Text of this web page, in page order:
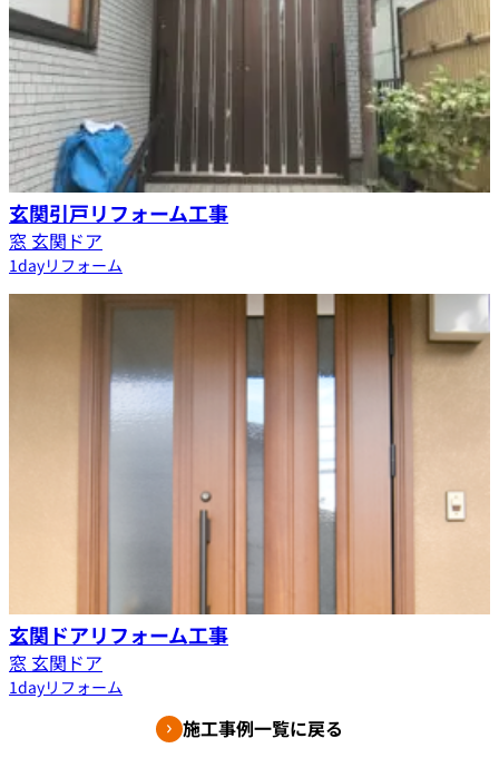
玄関引戸リフォーム工事
窓 玄関ドア
1dayリフォーム
玄関ドアリフォーム工事
窓 玄関ドア
1dayリフォーム
施工事例一覧に戻る